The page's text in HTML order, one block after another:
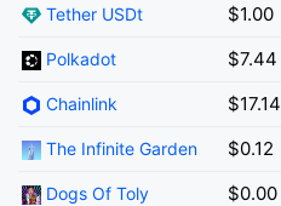
Tether USDt $1.00
Polkadot $7.44
Chainlink $17.14
The Infinite Garden $0.12
Dogs Of Toly $0.00